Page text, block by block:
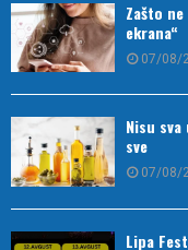
Zašto
ekrana“
07/08/
Nisu
sve
07/08/
Lipa